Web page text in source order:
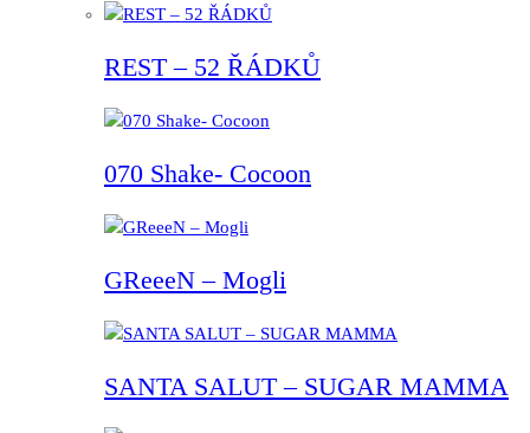
REST – 52 ŘÁDKŮ
070 Shake- Cocoon
GReeeN – Mogli
SANTA SALUT – SUGAR MAMMA